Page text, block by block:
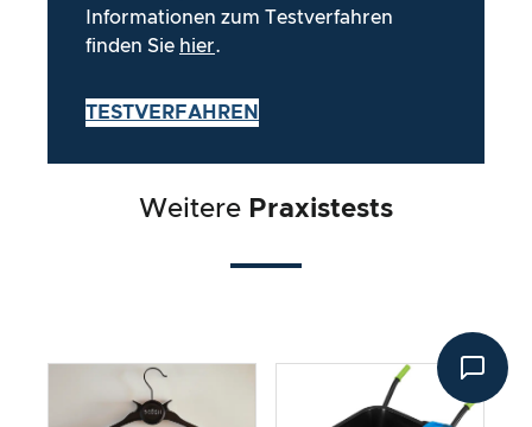
Informationen zum Testverfahren
finden Sie hier.
TESTVERFAHREN
Weitere Praxistests